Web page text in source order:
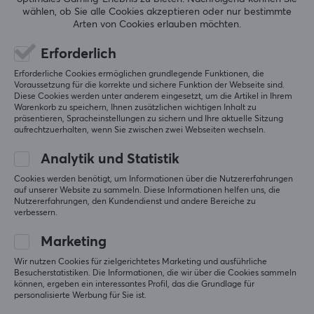
Form auf Funktion trifft – für ein besseres Erlebnis, egal
ob Sie spielen oder arbeiten.
TECHNISCHE DATEN
EIGENSCHAFTEN
Sessel-Art
Gaming
Material zum aufpolstern
Premium stoff
Armlehnen
3-gerichtet
Rahmenkonstruktion
Stahl
Neigungsfunktion
5.0
5
100%
4
GEBE EINE BEWERTUNG AB
Relevanz
Alle Bewertungen
ingjerd R
Arozzi Torretta SoftFabric Gaming-Stuhl - Lila
Ronald V
Verifizierter Käufer
wählen, ob Sie alle Cookies akzeptieren oder nur bestimmte
Arten von Cookies erlauben möchten.
Erforderlich
Erforderliche Cookies ermöglichen grundlegende Funktionen, die
Voraussetzung für die korrekte und sichere Funktion der Webseite sind.
Diese Cookies werden unter anderem eingesetzt, um die Artikel in Ihrem
Warenkorb zu speichern, Ihnen zusätzlichen wichtigen Inhalt zu
präsentieren, Spracheinstellungen zu sichern und Ihre aktuelle Sitzung
aufrechtzuerhalten, wenn Sie zwischen zwei Webseiten wechseln.
Analytik und Statistik
Cookies werden benötigt, um Informationen über die Nutzererfahrungen
auf unserer Website zu sammeln. Diese Informationen helfen uns, die
Nutzererfahrungen, den Kundendienst und andere Bereiche zu
verbessern.
Marketing
Wir nutzen Cookies für zielgerichtetes Marketing und ausführliche
Besucherstatistiken. Die Informationen, die wir über die Cookies sammeln
können, ergeben ein interessantes Profil, das die Grundlage für
personalisierte Werbung für Sie ist.